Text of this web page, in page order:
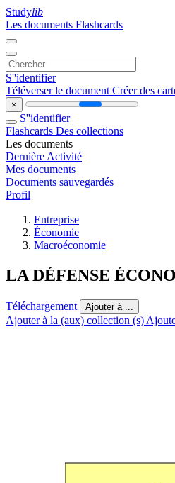
Studylib
Les documents Flashcards
S''identifier
Téléverser le document Créer des
×
S''identifier
Flashcards Des collections
Les documents
Dernière Activité
Mes documents
Documents sauvegardés
Profil
Entreprise
Économie
Macroéconomie
LA DÉFENSE
Téléchargement Ajouter à ...
Ajouter à la (aux) collection (s)